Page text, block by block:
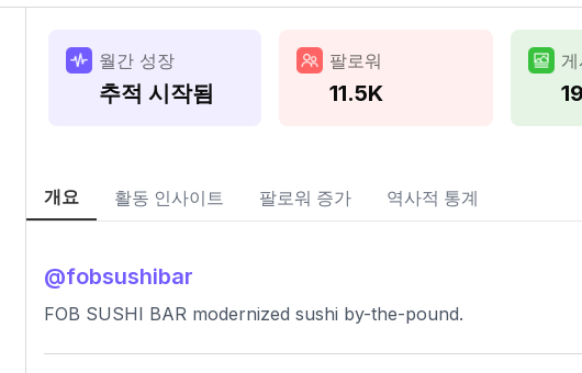
월간 성장
추적 시작됨
팔로워
11.5K
개요 활동 인사이트 팔로워 증가 역사적 통계
@fobsushibar
FOB SUSHI BAR modernized sushi by-the-pound.